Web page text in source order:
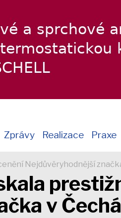
Zprávy Realizace Praxe
Nejdůvěryhodnější
v